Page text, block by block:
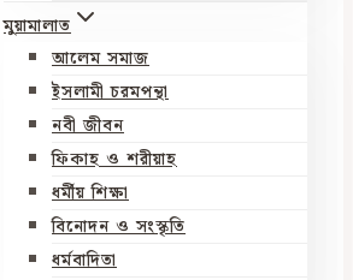
মুয়ামালাত
আলেম সমাজ
ইসলামী চরমপন্থা
নবী জীবন
ফিকাহ ও শরীয়াহ
ধর্মীয় শিক্ষা
বিনোদন ও সংস্কৃতি
ধর্মবাদিতা